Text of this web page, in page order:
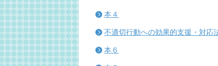
本４
不適切行動への効果的支援・対応
本６